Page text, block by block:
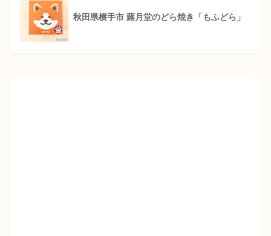
秋田県横手市 蕗月堂のどら焼き「もふどら」